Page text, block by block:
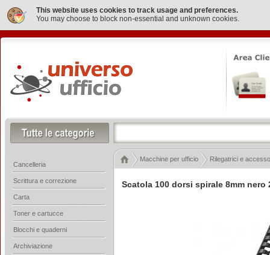
This website uses cookies to track usage and preferences.
You may choose to block non-essential and unknown cookies.
Scatola 100 dorsi spirale 8mm nero
Macchine per ufficio Rilegatrici e
Cancelleria
Scrittura e correzione
Carta
Toner e cartucce
Blocchi e quaderni
Archiviazione